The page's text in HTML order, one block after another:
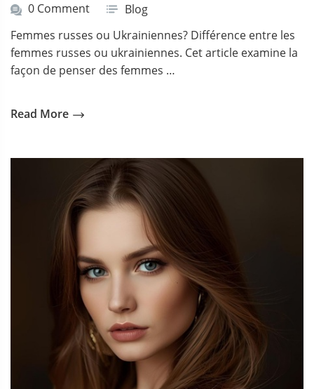
0 Comment
Blog
Femmes russes ou Ukrainiennes? Différence entre les
femmes russes ou ukrainiennes. Cet article examine la
façon de penser des femmes …
Read More